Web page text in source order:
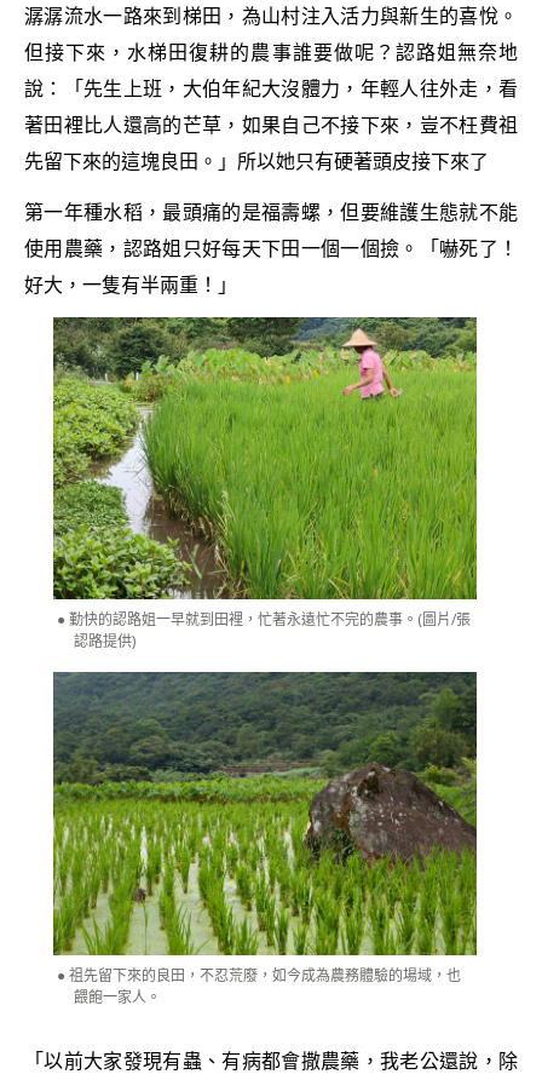
潺潺流水一路來到梯田，為山村注入活力與新生的喜悅。
但接下來，水梯田復耕的農事誰要做呢？認路姐無奈地
說：「先生上班，大伯年紀大沒體力，年輕人往外走，看
著田裡比人還高的芒草，如果自己不接下來，豈不枉費祖
先留下來的這塊良田。」所以她只有硬著頭皮接下來了
第一年種水稻，最頭痛的是福壽螺，但要維護生態就不能
使用農藥，認路姐只好每天下田一個一個撿。「嚇死了！
好大，一隻有半兩重！」
勤快的認路姐一早就到田裡，忙著永遠忙不完的農事。(圖片/張
認路提供)
祖先留下來的良田，不忍荒廢，如今成為農務體驗的場域，也
餵飽一家人。
「以前大家發現有蟲、有病都會撒農藥，我老公還說，除